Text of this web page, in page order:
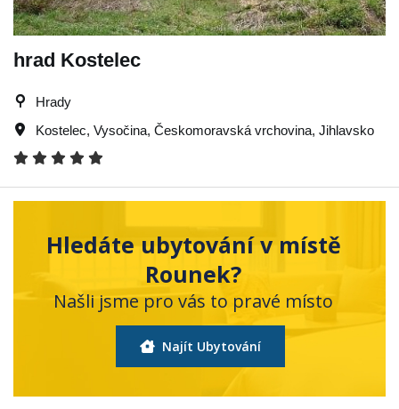
hrad Kostelec
Hrady
Kostelec, Vysočina, Českomoravská vrchovina, Jihlavsko
Hledáte ubytování v místě
Rounek?
Našli jsme pro vás to pravé místo
Najít Ubytování